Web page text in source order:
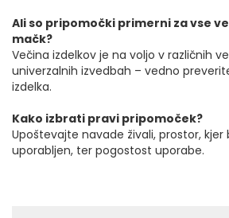
Ali so pripomočki primerni za vse
mačk?
Večina izdelkov je na voljo v različnih
univerzalnih izvedbah – vedno
izdelka.
Kako izbrati pravi pripomoček?
Upoštevajte navade živali, prostor, kjer
uporabljen, ter pogostost uporabe.